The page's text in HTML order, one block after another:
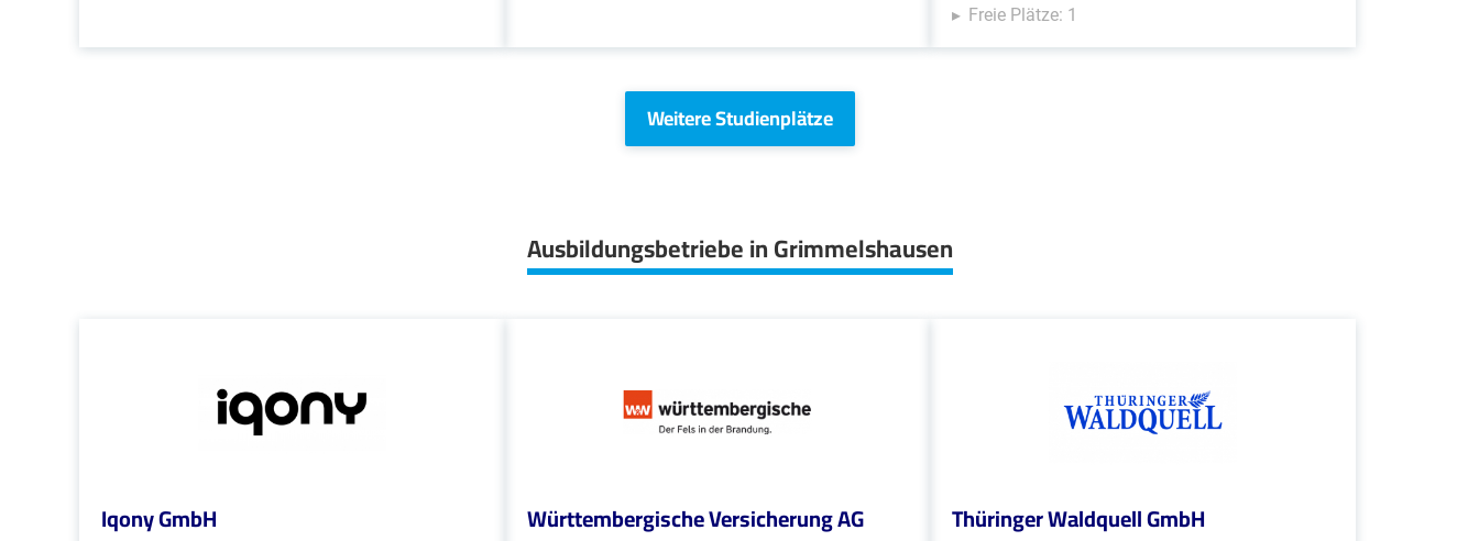
Freie Plätze: 1
Weitere Studienplätze
Ausbildungsbetriebe in Grimmelshausen
Iqony GmbH Württembergische Versicherung AG Thüringer Waldquell GmbH